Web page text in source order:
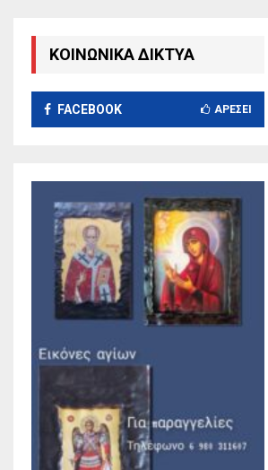
ΚΟΙΝΩΝΙΚΑ ΔΙΚΤΥΑ
FACEBOOK ΑΡΈΣΕΙ